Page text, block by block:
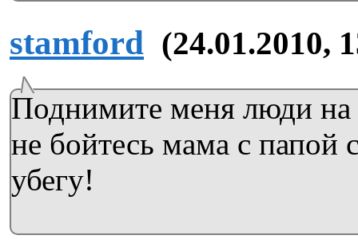
stamford (24.01.2010,
Поднимите меня люди на
не бойтесь мама с папой
убегу!